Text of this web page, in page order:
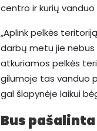
centro ir kurių
„Aplink pelkės
darbų metu jie
atkuriamos pelkės
gilumoje tas vanduo
gal šlapynėje laikui
Bus